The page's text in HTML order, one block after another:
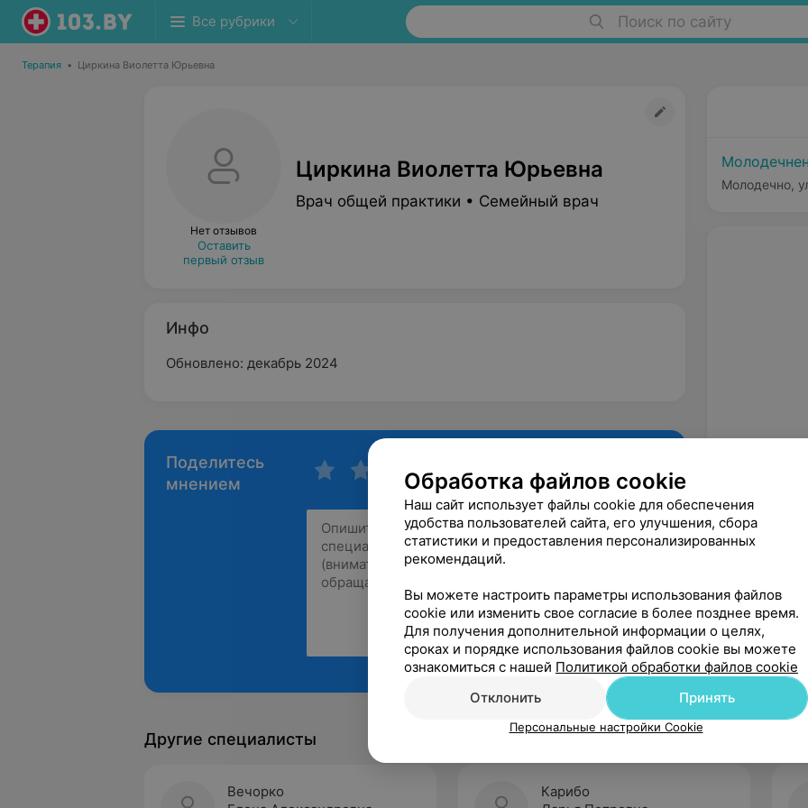
Все рубрики Поиск по сайту
Терапия • Циркина Виолетта Юрьевна
Нет отзывов
Оставить
первый отзыв
Циркина Виолетта Юрьевна
Врач общей практики • Семейный врач
Инфо
Обновлено: декабрь 2024
Поделитесь
мнением
Рекомендую
Молодечно,
Другие специалисты
Вечорко
Карибо
Обработка файлов cookie
Наш сайт использует файлы cookie для обеспечения
удобства пользователей сайта, его улучшения, сбора
статистики и предоставления персонализированных
рекомендаций.
Вы можете настроить параметры использования файлов
cookie или изменить свое согласие в более позднее время.
Для получения дополнительной информации о целях,
сроках и порядке использования файлов cookie вы можете
ознакомиться с нашей Политикой обработки файлов cookie
Отклонить
Принять
Персональные настройки Cookie